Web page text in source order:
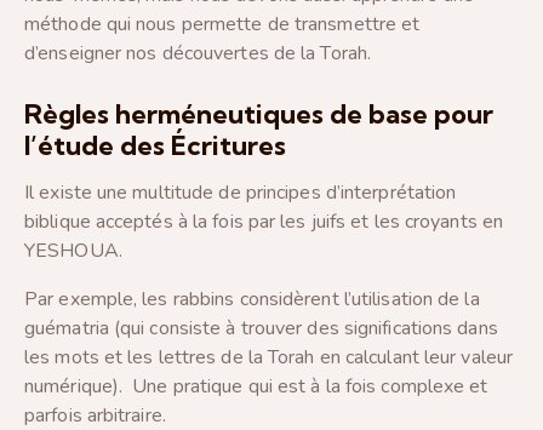
méthode qui nous permette de transmettre et
d’enseigner nos découvertes de la Torah.
Règles herméneutiques de base pour
l’étude des Écritures
Il existe une multitude de principes d’interprétation
biblique acceptés à la fois par les juifs et les croyants en
YESHOUA.
Par exemple, les rabbins considèrent l’utilisation de la
guématria (qui consiste à trouver des significations dans
les mots et les lettres de la Torah en calculant leur valeur
numérique). Une pratique qui est à la fois complexe et
parfois arbitraire.